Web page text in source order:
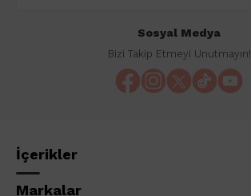
Sosyal Medya
Bizi Takip Etmeyi Unutmayın!
İçerikler
Markalar